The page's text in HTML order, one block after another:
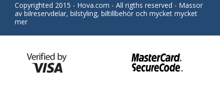
Copyrighted 2015 - Hova.com - All rigths reserved - Massor
av bilreservdelar, bilstyling, biltillbehör och mycket mycket
mer